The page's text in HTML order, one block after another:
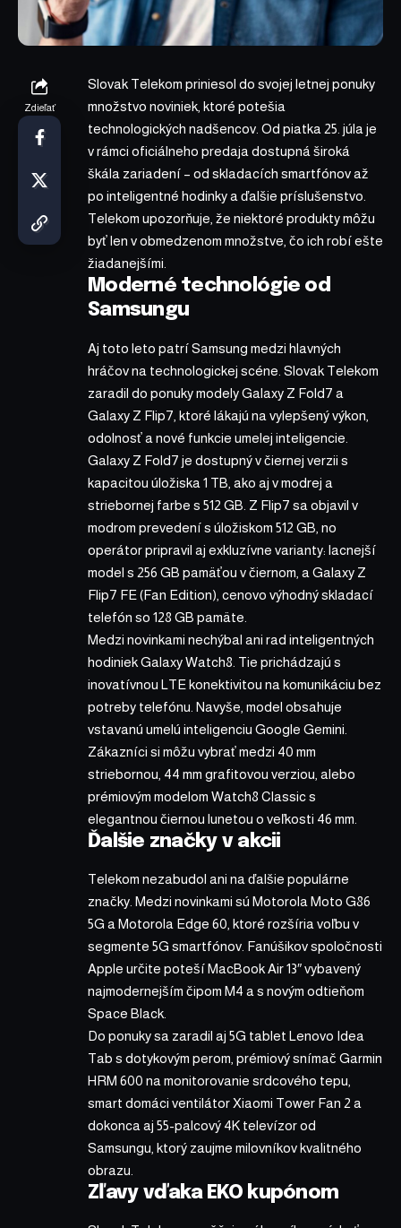
Zdieľať
Slovak Telekom priniesol do svojej letnej ponuky
množstvo noviniek, ktoré potešia
technologických nadšencov. Od piatka 25. júla je
v rámci oficiálneho predaja dostupná široká
škála zariadení – od skladacích smartfónov až
po inteligentné hodinky a ďalšie príslušenstvo.
Telekom upozorňuje, že niektoré produkty môžu
byť len v obmedzenom množstve, čo ich robí ešte
žiadanejšími.
Moderné technológie od
Samsungu
Aj toto leto patrí Samsung medzi hlavných
hráčov na technologickej scéne. Slovak Telekom
zaradil do ponuky modely Galaxy Z Fold7 a
Galaxy Z Flip7, ktoré lákajú na vylepšený výkon,
odolnosť a nové funkcie umelej inteligencie.
Galaxy Z Fold7 je dostupný v čiernej verzii s
kapacitou úložiska 1 TB, ako aj v modrej a
striebornej farbe s 512 GB. Z Flip7 sa objavil v
modrom prevedení s úložiskom 512 GB, no
operátor pripravil aj exkluzívne varianty: lacnejší
model s 256 GB pamäťou v čiernom, a Galaxy Z
Flip7 FE (Fan Edition), cenovo výhodný skladací
telefón so 128 GB pamäte.
Medzi novinkami nechýbal ani rad inteligentných
hodiniek Galaxy Watch8. Tie prichádzajú s
inovatívnou LTE konektivitou na komunikáciu bez
potreby telefónu. Navyše, model obsahuje
vstavanú umelú inteligenciu Google Gemini.
Zákazníci si môžu vybrať medzi 40 mm
striebornou, 44 mm grafitovou verziou, alebo
prémiovým modelom Watch8 Classic s
elegantnou čiernou lunetou o veľkosti 46 mm.
Ďalšie značky v akcii
Telekom nezabudol ani na ďalšie populárne
značky. Medzi novinkami sú Motorola Moto G86
5G a Motorola Edge 60, ktoré rozšíria voľbu v
segmente 5G smartfónov. Fanúšikov spoločnosti
Apple určite poteší MacBook Air 13″ vybavený
najmodernejším čipom M4 a s novým odtieňom
Space Black.
Do ponuky sa zaradil aj 5G tablet Lenovo Idea
Tab s dotykovým perom, prémiový snímač Garmin
HRM 600 na monitorovanie srdcového tepu,
smart domáci ventilátor Xiaomi Tower Fan 2 a
dokonca aj 55-palcový 4K televízor od
Samsungu, ktorý zaujme milovníkov kvalitného
obrazu.
Zľavy vďaka EKO kupónom